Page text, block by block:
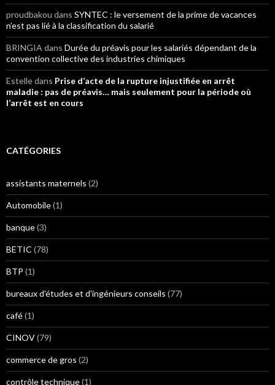
proudbakou dans SYNTEC : le versement de la prime de vacances
n’est pas lié à la classification du salarié
BRINGIA dans Durée du préavis pour les salariés dépendant de la
convention collective des industries chimiques
Estelledans Prise d’acte de la rupture injustifiée en arrêt
maladie : pas de préavis… mais seulement pour la période où
l’arrêt est en cours
CATÉGORIES
assistants maternels (2)
Automobile(1)
banque(3)
BETIC (78)
BTP (1)
bureaux d'études et d'ingénieurs conseils (77)
café(1)
CINOV(79)
commerce de gros (2)
contrôle technique(1)